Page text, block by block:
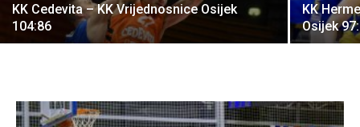
KK Cedevita – KK Vrijednosnice Osijek
104:86
KK
Osijek